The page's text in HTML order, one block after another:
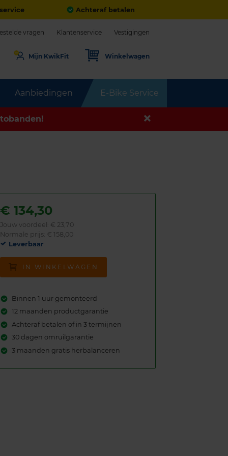
Achteraf betalen
Aanbiedingen E-Bike Service
vragen Klantenservice Vestigingen
Mijn KwikFit Winkelwagen
€134,30
Jouw voordeel: € 23,70
Normale prijs: € 158,00
Leverbaar
IN WINKELWAGEN
Binnen 1 uur gemonteerd
12 maanden productgarantie
Achteraf betalen of in 3 termijnen
30 dagen omruilgarantie
3 maanden gratis herbalanceren